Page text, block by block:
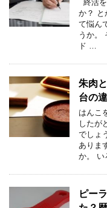
終活
か？ と
て悩ん
うか。
ド …
朱肉
台の
はんこ
したが
でしょ
ありま
か。 い
ピー